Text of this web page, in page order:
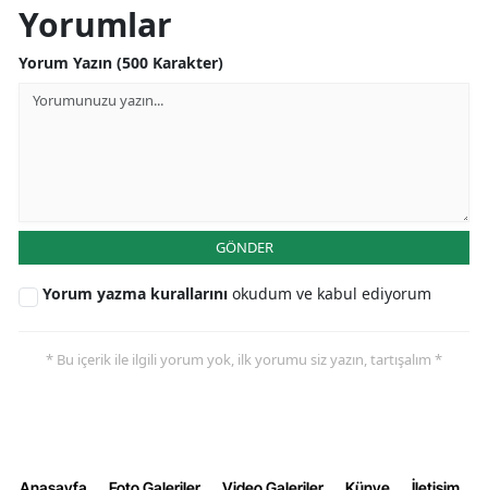
Yorumlar
Yorum Yazın (500 Karakter)
GÖNDER
Yorum yazma kurallarını okudum ve kabul ediyorum
* Bu içerik ile ilgili yorum yok, ilk yorumu siz yazın, tartışalım *